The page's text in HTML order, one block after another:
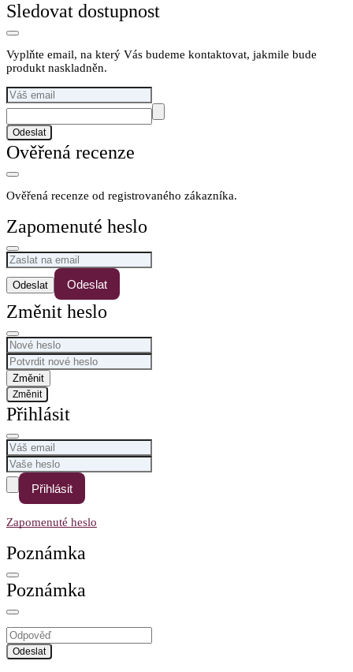
Sledovat dostupnost
Vyplňte email, na který Vás budeme kontaktovat, jakmile bude
produkt naskladněn.
Odeslat
Ověřená recenze
Ověřená recenze od registrovaného zákazníka.
Zapomenuté heslo
Odeslat
Změnit heslo
Změnit
Přihlásit
Přihlásit
Zapomenuté heslo
Poznámka
Poznámka
Odeslat